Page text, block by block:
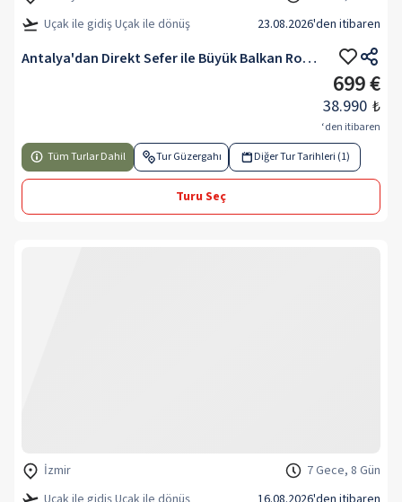
Uçak ile gidiş Uçak ile dönüş
23.08.2026'den itibaren
Antalya'dan Direkt Sefer ile Büyük Balkan Rotası
699 €
38.990 ₺
‘den itibaren
Tüm Turlar Dahil
Tur Güzergahı Diğer Tur Tarihleri (1)
Turu Seç
İzmir
7 Gece, 8 Gün